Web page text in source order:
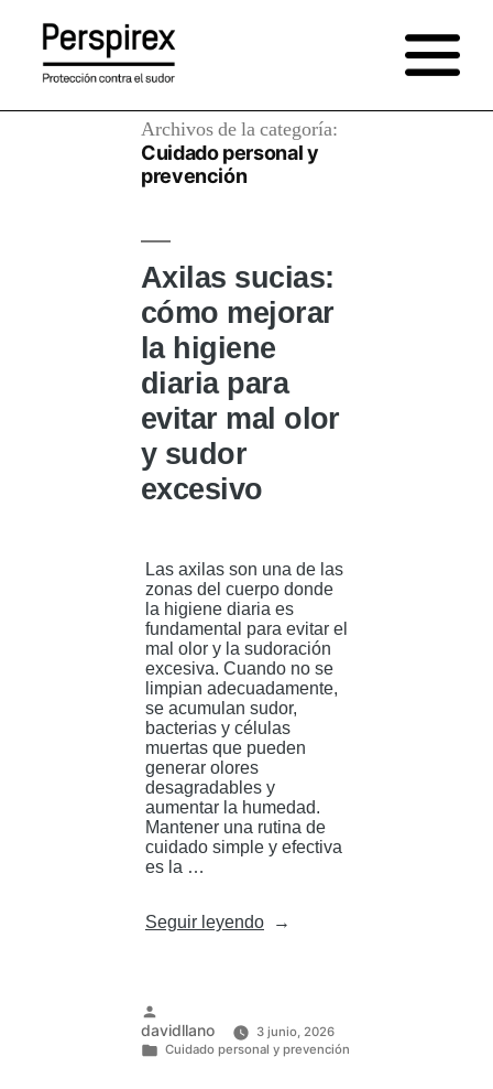
contenido
Archivos de la categoría:
Cuidado personal y
prevención
Axilas sucias:
cómo mejorar
la higiene
diaria para
evitar mal olor
y sudor
excesivo
Las axilas son una de las
zonas del cuerpo donde
la higiene diaria es
fundamental para evitar el
mal olor y la sudoración
excesiva. Cuando no se
limpian adecuadamente,
se acumulan sudor,
bacterias y células
muertas que pueden
generar olores
desagradables y
aumentar la humedad.
Mantener una rutina de
cuidado simple y efectiva
es la …
Seguir leyendo«Axilas
diaria
para
Publicado
por
davidllano 3 junio, 2026
Cuidado personal y prevención